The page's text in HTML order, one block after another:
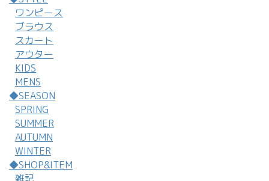
ワンピース
ブラウス
スカート
アウター
KIDS
MENS
◆SEASON
SPRING
SUMMER
AUTUMN
WINTER
◆SHOP&ITEM